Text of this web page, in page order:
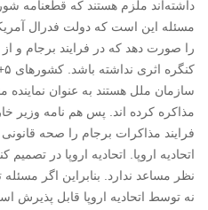
داشته‌‌اند ملزم هستند که قطعنامه
مسئله این است که دولت فدرال
را صورت دهد که در فرایند برجام و
سازمان ملل هستند به عنوان نماینده
مذاکره کرده اند. پس هم نامه وزیر
فرایند مذاکرات برجام را صحه
اتحادیه اروپا. اتحادیه اروپا در
نظر مساعد ندارد. بنابراین اگر
نه توسط اتحادیه اروپا قابل پذیرش